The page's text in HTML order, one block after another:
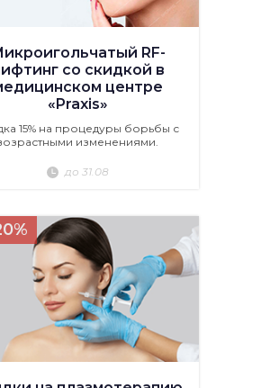
RF-
со скидкой в
центре
«Praxis»
15% на процедуры борьбы с
изменениями.
до 31.08